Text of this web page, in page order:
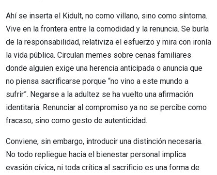
Ahí se inserta el Kidult, no como villano, sino como síntoma.
Vive en la frontera entre la comodidad y la renuncia. Se burla
de la responsabilidad, relativiza el esfuerzo y mira con ironía
la vida pública. Circulan memes sobre cenas familiares
donde alguien exige una herencia anticipada o anuncia que
no piensa sacrificarse porque “no vino a este mundo a
sufrir”. Negarse a la adultez se ha vuelto una afirmación
identitaria. Renunciar al compromiso ya no se percibe como
fracaso, sino como gesto de autenticidad.
Conviene, sin embargo, introducir una distinción necesaria.
No todo repliegue hacia el bienestar personal implica
evasión cívica, ni toda crítica al sacrificio es una forma de